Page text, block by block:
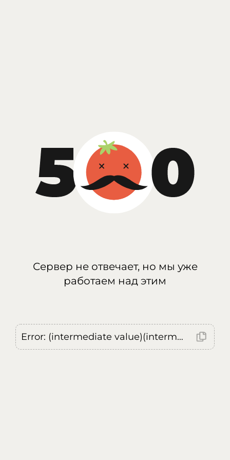
Сервер не отвечает, но мы уже
работаем над этим
Error: (intermediate value)(intermediate value)(intermediate value).replaceAll is not a function